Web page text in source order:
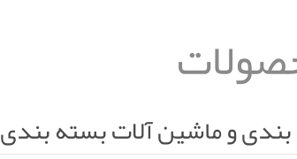
و ماشین آلات بسته بندی